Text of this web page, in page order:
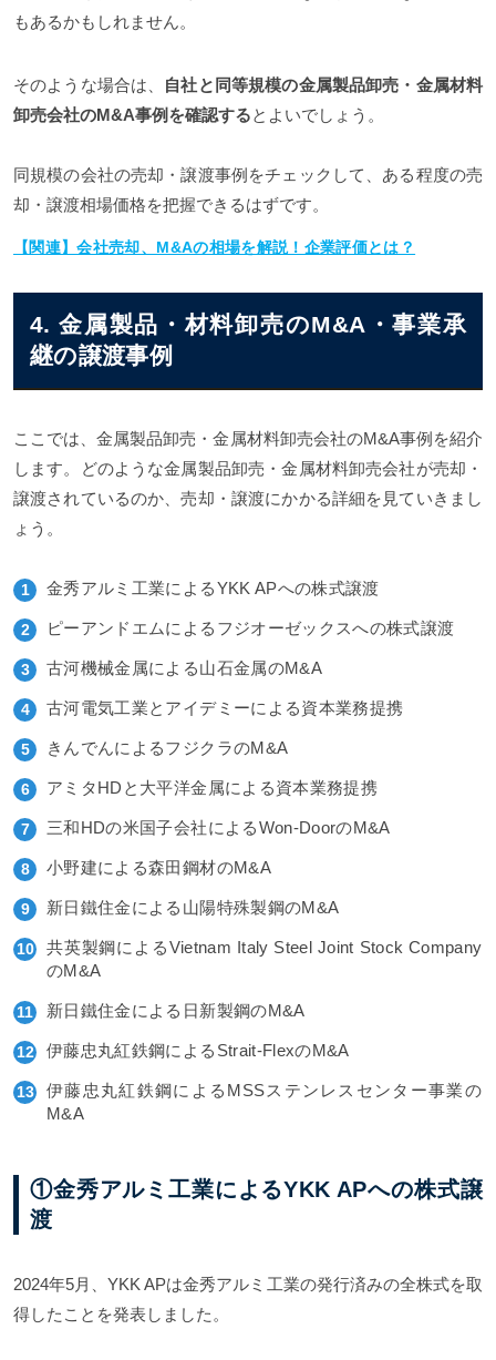
もあるかもしれません。
そのような場合は、 自社と同等規模の金属製品卸売・金属材料
卸売会社のM&A事例を確認するとよいでしょう。
同規模の会社の売却・譲渡事例をチェックして、ある程度の売
却・譲渡相場価格を把握できるはずです。
【関連】会社売却、M&Aの相場を解説！企業評価とは？
4. 金属製品・材料卸売のM&A・事業承
継の譲渡事例
ここでは、金属製品卸売・金属材料卸売会社のM&A事例を紹介
します。どのような金属製品卸売・金属材料卸売会社が売却・
譲渡されているのか、売却・譲渡にかかる詳細を見ていきまし
ょう。
金秀アルミ工業によるYKK APへの株式譲渡
ピーアンドエムによるフジオーゼックスへの株式譲渡
古河機械金属による山石金属のM&A
古河電気工業とアイデミーによる資本業務提携
きんでんによるフジクラのM&A
アミタHDと大平洋金属による資本業務提携
三和HDの米国子会社によるWon-DoorのM&A
小野建による森田鋼材のM&A
新日鐵住金による山陽特殊製鋼のM&A
共英製鋼によるVietnam Italy Steel Joint Stock Company
のM&A
新日鐵住金による日新製鋼のM&A
伊藤忠丸紅鉄鋼によるStrait-FlexのM&A
伊藤忠丸紅鉄鋼によるMSSステンレスセンター事業の
M&A
①金秀アルミ工業によるYKK APへの株式譲
渡
2024年5月、YKK APは金秀アルミ工業の発行済みの全株式を取
得したことを発表しました。